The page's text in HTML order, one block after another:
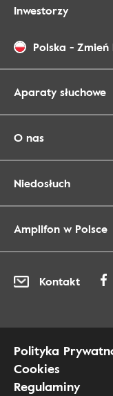
Inwestorzy
Polska -
Aparaty słuchowe
O nas
Niedosłuch
Amplifon w Polsce
Kontakt
Polityka
Cookies
Regulaminy